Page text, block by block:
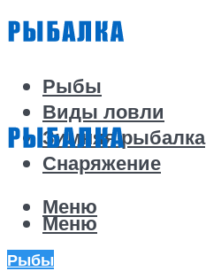
Рыбы
Виды ловли
Зимняя рыбалка
Снаряжение
Меню
Меню
Рыбы